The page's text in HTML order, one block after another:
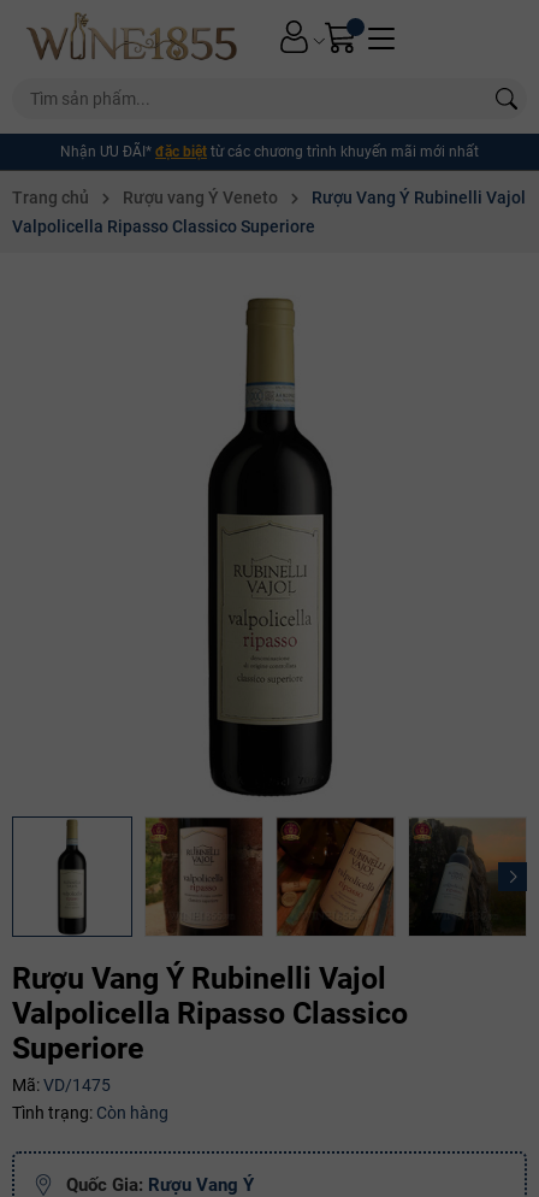
Nhận ƯU ĐÃI* đặc biệt từ các chương trình khuyến mãi mới nhất
Trang chủ Rượu vang Ý Veneto
Rượu Vang Ý Rubinelli Vajol
Valpolicella Ripasso Classico Superiore
Rượu Vang Ý Rubinelli Vajol
Valpolicella Ripasso Classico
Superiore
Mã:VD/1475
Tình trạng: Còn hàng
Quốc Gia: Rượu Vang Ý
Mã giảm giá:
Ngày hết hạn:
Điều kiện: